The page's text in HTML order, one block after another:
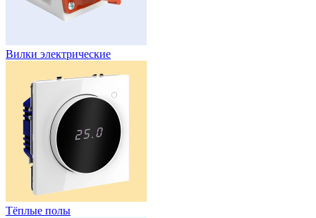
Вилки электрические
Тёплые полы